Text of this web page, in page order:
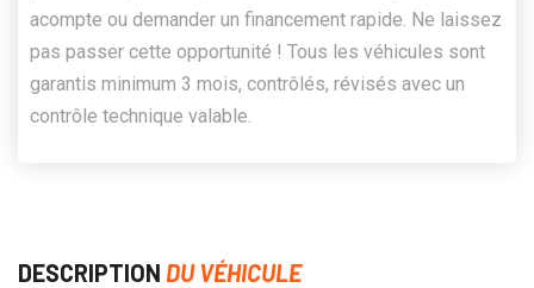
acompte ou demander un financement rapide. Ne laissez
pas passer cette opportunité ! Tous les véhicules sont
garantis minimum 3 mois, contrôlés, révisés avec un
contrôle technique valable.
DESCRIPTION DU VÉHICULE